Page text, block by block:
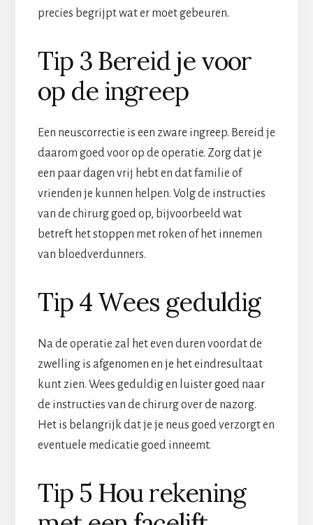
precies begrijpt wat er moet gebeuren.
Tip 3 Bereid je voor
op de ingreep
Een neuscorrectie is een zware ingreep. Bereid je
daarom goed voor op de operatie. Zorg dat je
een paar dagen vrij hebt en dat familie of
vrienden je kunnen helpen. Volg de instructies
van de chirurg goed op, bijvoorbeeld wat
betreft het stoppen met roken of het innemen
van bloedverdunners.
Tip 4 Wees geduldig
Na de operatie zal het even duren voordat de
zwelling is afgenomen en je het eindresultaat
kunt zien. Wees geduldig en luister goed naar
de instructies van de chirurg over de nazorg.
Het is belangrijk dat je je neus goed verzorgt en
eventuele medicatie goed inneemt.
Tip 5 Hou rekening